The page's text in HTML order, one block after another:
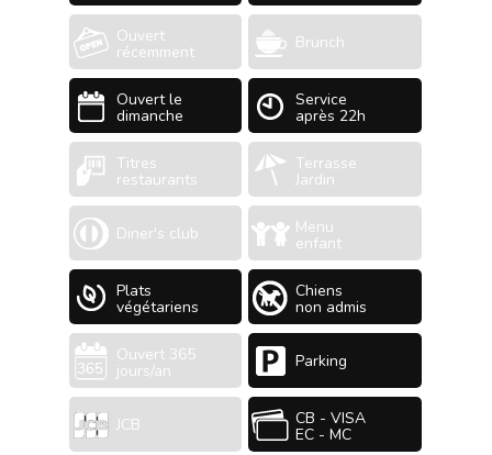
Ouvert
récemment Brunch
Ouvert le
dimanche
Service
après 22h
Titres
restaurants
Terrasse
Jardin
Diner's club Menu
enfant
Plats
végétariens
Chiens
non admis
Ouvert 365
jours/an Parking
JCB CB - VISA
EC - MC